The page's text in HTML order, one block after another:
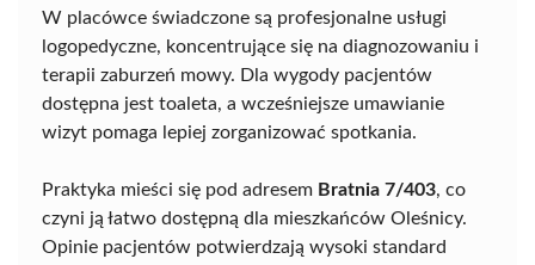
W placówce świadczone są profesjonalne usługi
logopedyczne, koncentrujące się na diagnozowaniu i
terapii zaburzeń mowy. Dla wygody pacjentów
dostępna jest toaleta, a wcześniejsze umawianie
wizyt pomaga lepiej zorganizować spotkania.
Praktyka mieści się pod adresem Bratnia 7/403, co
czyni ją łatwo dostępną dla mieszkańców Oleśnicy.
Opinie pacjentów potwierdzają wysoki standard